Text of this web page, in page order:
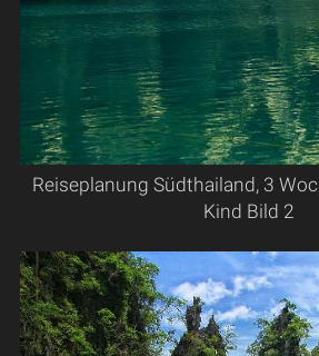
Reiseplanung Südthailand, 3
Kind Bild 2